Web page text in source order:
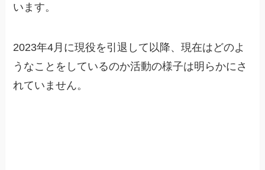
います。
2023年4月に現役を引退して以降、現在はどのよ
うなことをしているのか活動の様子は明らかにさ
れていません。